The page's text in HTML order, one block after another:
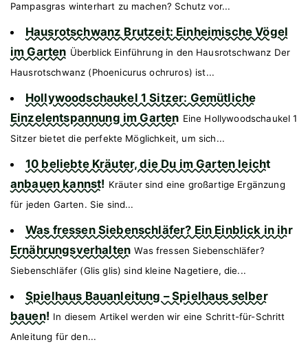
Pampasgras winterhart zu machen? Schutz vor...
Hausrotschwanz Brutzeit: Einheimische Vögel
im Garten Überblick Einführung in den Hausrotschwanz Der
Hausrotschwanz (Phoenicurus ochruros) ist...
Hollywoodschaukel 1 Sitzer: Gemütliche
Einzelentspannung im Garten Eine Hollywoodschaukel 1
Sitzer bietet die perfekte Möglichkeit, um sich...
10 beliebte Kräuter, die Du im Garten leicht
anbauen kannst! Kräuter sind eine großartige Ergänzung
für jeden Garten. Sie sind...
Was fressen Siebenschläfer? Ein Einblick in ihr
Ernährungsverhalten Was fressen Siebenschläfer?
Siebenschläfer (Glis glis) sind kleine Nagetiere, die...
Spielhaus Bauanleitung – Spielhaus selber
bauen! In diesem Artikel werden wir eine Schritt-für-Schritt
Anleitung für den...